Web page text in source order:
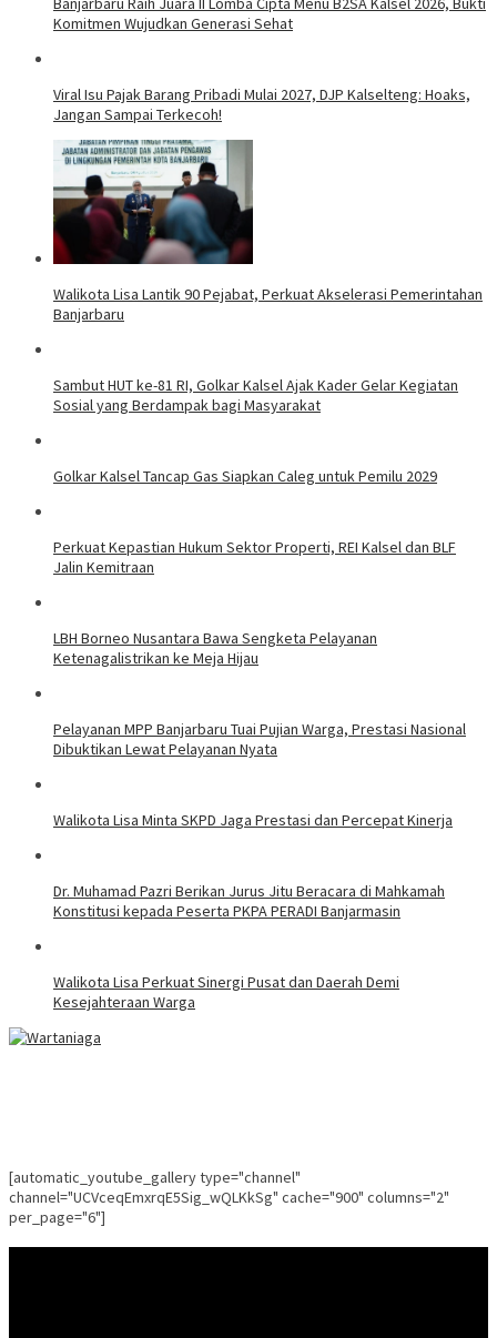
Komitmen Wujudkan Generasi Sehat
Viral Isu Pajak Barang Pribadi Mulai 2027, DJP Kalselteng: Hoaks,
Jangan Sampai Terkecoh!
Walikota Lisa Lantik 90 Pejabat, Perkuat Akselerasi Pemerintahan
Banjarbaru
Sambut HUT ke-81 RI, Golkar Kalsel Ajak Kader Gelar Kegiatan
Sosial yang Berdampak bagi Masyarakat
Golkar Kalsel Tancap Gas Siapkan Caleg untuk Pemilu 2029
Perkuat Kepastian Hukum Sektor Properti, REI Kalsel dan BLF
Jalin Kemitraan
LBH Borneo Nusantara Bawa Sengketa Pelayanan
Ketenagalistrikan ke Meja Hijau
Pelayanan MPP Banjarbaru Tuai Pujian Warga, Prestasi Nasional
Dibuktikan Lewat Pelayanan Nyata
Walikota Lisa Minta SKPD Jaga Prestasi dan Percepat Kinerja
Dr. Muhamad Pazri Berikan Jurus Jitu Beracara di Mahkamah
Konstitusi kepada Peserta PKPA PERADI Banjarmasin
Walikota Lisa Perkuat Sinergi Pusat dan Daerah Demi
Kesejahteraan Warga
[automatic_youtube_gallery type="channel"
channel="UCVceqEmxrqE5Sig_wQLKkSg" cache="900" columns="2"
per_page="6"]